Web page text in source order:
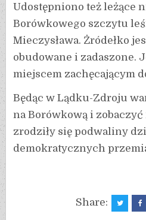
Udostępniono też leżące
Borówkowego szczytu
Mieczysława. Żródełko
obudowane i zadaszone.
miejscem zachęcającym
Będąc w Lądku-Zdroju
na Borówkową i
zrodziły się podwaliny
demokratycznych
Share: